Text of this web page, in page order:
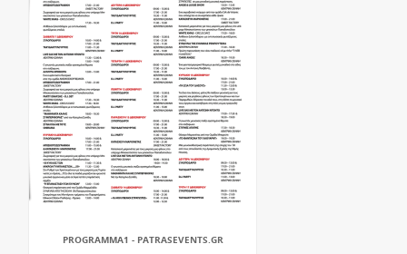
PROGRAMMA1 - PATRASEVENTS.GR